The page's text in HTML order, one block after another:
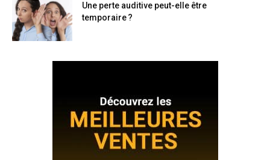
Une perte auditive peut-elle être
temporaire ?